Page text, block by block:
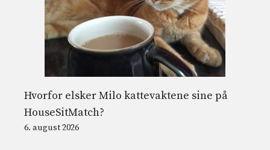
Hvorfor elsker Milo kattevaktene sine på
HouseSitMatch?
6. august 2026